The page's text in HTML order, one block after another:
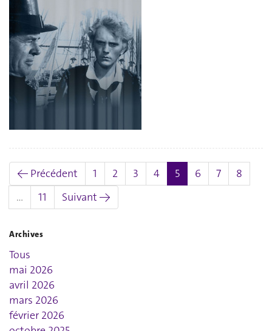
← Précédent 1 2 3 4 5(actuel)
6 7
8
…
11 Suivant →
Archives
Tous
mai 2026
avril 2026
mars 2026
février 2026